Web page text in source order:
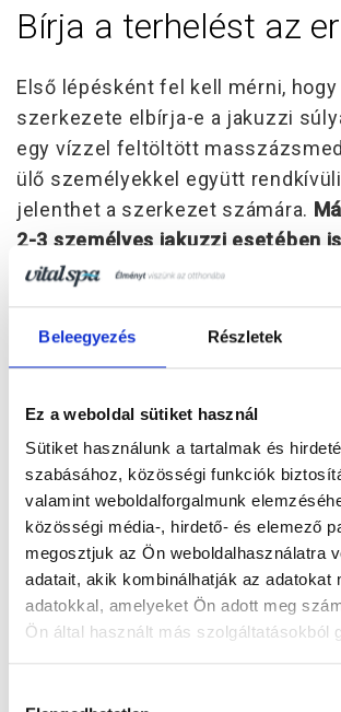
Beleegyezés Részletek
Ez a weboldal sütiket használ
Sütiket használunk a tartalmak és
szabásához, közösségi funkciók
valamint weboldalforgalmunk
közösségi média-, hirdető- és elemező
megosztjuk az Ön weboldalhasználatra
adatait, akik kombinálhatják az adatokat
adatokkal, amelyeket Ön adott meg
Ön által használt más szolgáltatásokból
Bírja a terhelést az
Első lépésként fel kell mérni,
szerkezete elbírja-e a jakuzzi
egy vízzel feltöltött
ülő személyekkel együtt
jelenthet a szerkezet számára.
2-3 személyes jakuzzi esetében
ellenőrizni, hogy az erkélye
tartani a medencét.
A súly négyzetméterenként akár
jelentősen meghaladhatja egy
tervezett teherbírását.
szerint egy jakuzzi telepítéséhez
kg/m² teherbírású födém ajánlott.
komoly veszélynek teheti ki az
szerkezetét.